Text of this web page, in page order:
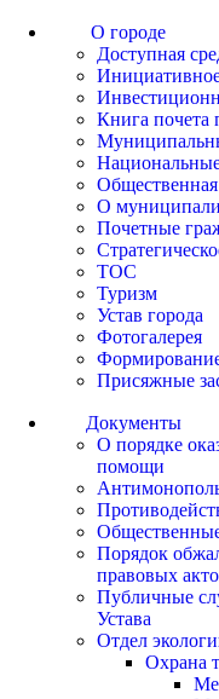
О городе
Доступная
Книга почета
Общественная
О
Почетные
ТОС
Туризм
Устав города
Фотогалерея
Присяжные
Документы
О порядке
помощи
Порядок
правовых
Публичные
Устава
Отдел
Охрана